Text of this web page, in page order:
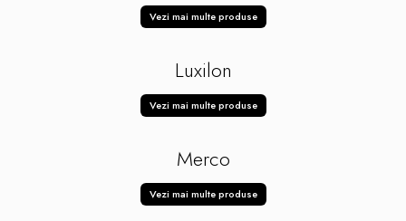
Vezi mai multe produse
Luxilon
Vezi mai multe produse
Merco
Vezi mai multe produse